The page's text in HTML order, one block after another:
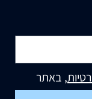
, באתר